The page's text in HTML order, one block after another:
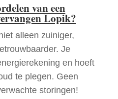
van een
Lopik?
alleen zuiniger,
Je
en hoeft
te plegen. Geen
storingen!